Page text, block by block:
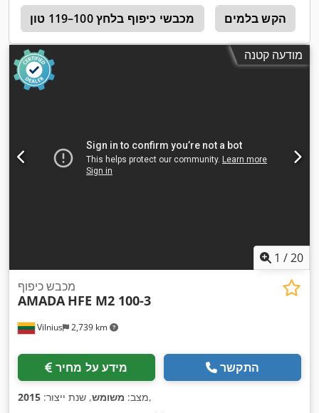
מכבשי כיפוף בלחץ 100–119 טון הקש בלמים
מודעה קטנה
1 /20
Vilnius 2,739 km
מכבש כיפוף
AMADA HFE M2 100-3
מידע על מחיר התקשר
מצב: משומש, שנת ייצור: 2015 ,